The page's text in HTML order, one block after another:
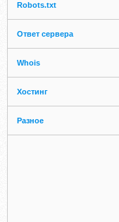
Robots.txt
Ответ сервера
Whois
Хостинг
Разное